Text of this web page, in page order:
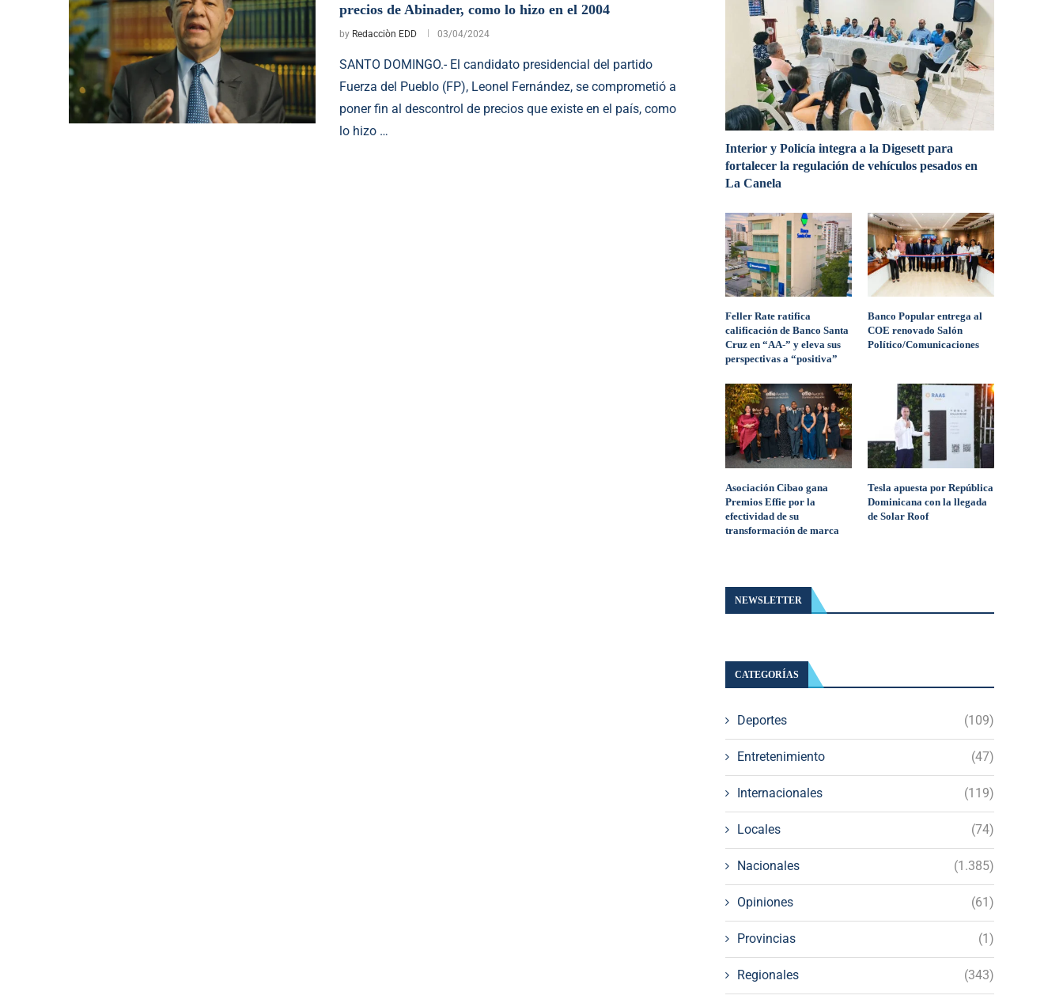
precios de Abinader, como lo hizo en el 2004
by Redacciòn EDD 03/04/2024
SANTO DOMINGO.- El candidato presidencial del partido
Fuerza del Pueblo (FP), Leonel Fernández, se comprometió a
poner fin al descontrol de precios que existe en el país, como
lo hizo …
Interior y Policía integra a la Digesett para
fortalecer la regulación de vehículos pesados en
La Canela
Feller Rate ratifica
calificación de Banco Santa
Cruz en “AA-” y eleva sus
perspectivas a “positiva”
Banco Popular entrega al
COE renovado Salón
Político/Comunicaciones
Asociación Cibao gana
Premios Effie por la
efectividad de su
transformación de marca
Tesla apuesta por República
Dominicana con la llegada
de Solar Roof
NEWSLETTER
CATEGORÍAS
Deportes (109)
Entretenimiento (47)
Internacionales (119)
Locales (74)
Nacionales (1.385)
Opiniones (61)
Provincias (1)
Regionales (343)